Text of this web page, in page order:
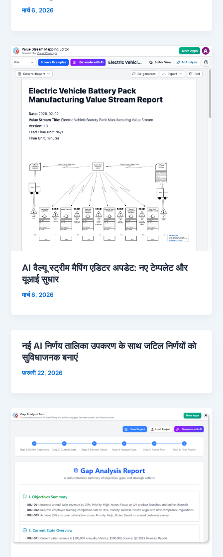
मार्च 6, 2026
AI वैल्यू स्ट्रीम मैपिंग एडिटर अपडेट: नए टेम्पलेट और
यूआई सुधार
मार्च 6, 2026
नई AI निर्णय तालिका उपकरण के साथ जटिल निर्णयों को
सुविधाजनक बनाएं
फ़रवरी 22, 2026